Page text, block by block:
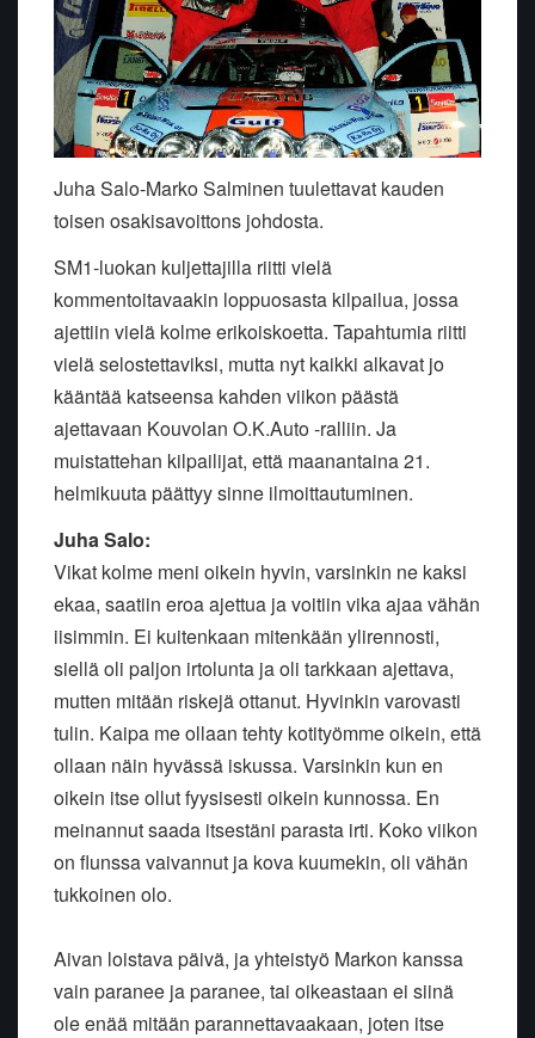
Juha Salo-Marko Salminen tuulettavat kauden
toisen osakisavoittons johdosta.
SM1-luokan kuljettajilla riitti vielä
kommentoitavaakin loppuosasta kilpailua, jossa
ajettiin vielä kolme erikoiskoetta. Tapahtumia riitti
vielä selostettaviksi, mutta nyt kaikki alkavat jo
kääntää katseensa kahden viikon päästä
ajettavaan Kouvolan O.K.Auto -ralliin. Ja
muistattehan kilpailijat, että maanantaina 21.
helmikuuta päättyy sinne ilmoittautuminen.
Juha Salo:
Vikat kolme meni oikein hyvin, varsinkin ne kaksi
ekaa, saatiin eroa ajettua ja voitiin vika ajaa vähän
iisimmin. Ei kuitenkaan mitenkään ylirennosti,
siellä oli paljon irtolunta ja oli tarkkaan ajettava,
mutten mitään riskejä ottanut. Hyvinkin varovasti
tulin. Kaipa me ollaan tehty kotityömme oikein, että
ollaan näin hyvässä iskussa. Varsinkin kun en
oikein itse ollut fyysisesti oikein kunnossa. En
meinannut saada itsestäni parasta irti. Koko viikon
on flunssa vaivannut ja kova kuumekin, oli vähän
tukkoinen olo.
Aivan loistava päivä, ja yhteistyö Markon kanssa
vain paranee ja paranee, tai oikeastaan ei siinä
ole enää mitään parannettavaakaan, joten itse